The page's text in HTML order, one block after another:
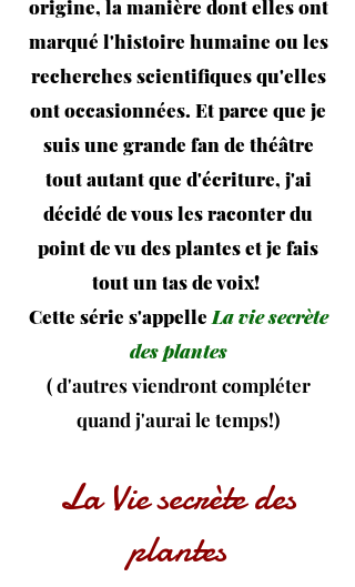
origine, la manière dont elles ont
marqué l'histoire humaine ou les
recherches scientifiques qu'elles
ont occasionnées. Et parce que je
suis une grande fan de théâtre
tout autant que d'écriture, j'ai
décidé de vous les raconter du
point de vu des plantes et je fais
tout un tas de voix!
Cette série s'appelle La vie secrète
des plantes
( d'autres viendront compléter
quand j'aurai le temps!)
La Vie secrète des
plantes